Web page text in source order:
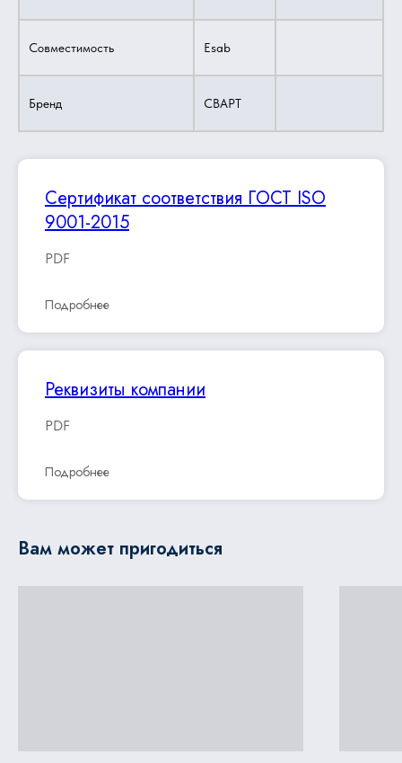
Совместимость Esab
Бренд СВАРТ
Сертификат соответствия ГОСТ ISO
9001-2015
PDF
Подробнее
Реквизиты компании
PDF
Подробнее
Вам может пригодиться